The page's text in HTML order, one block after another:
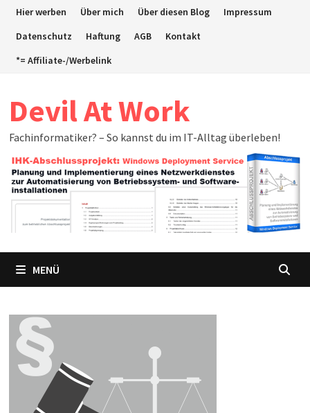
ZumHier werben Über mich Über diesen Blog
Impressum
Datenschutz
Haftung AGB
Kontakt
*= Affiliate-/Werbelink
Devil At Work
Fachinformatiker? – So kannst du im IT-Alltag überleben!
MENÜ